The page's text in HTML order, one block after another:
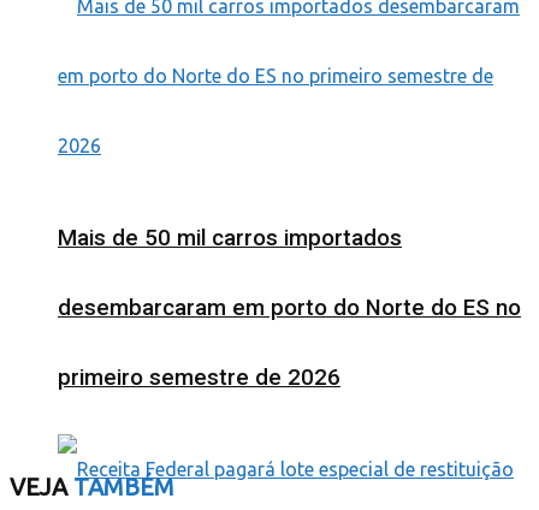
Mais de 50 mil carros importados
desembarcaram em porto do Norte do ES no
primeiro semestre de 2026
VEJATAMBÉM